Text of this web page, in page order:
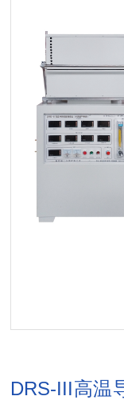
DRS-III高温